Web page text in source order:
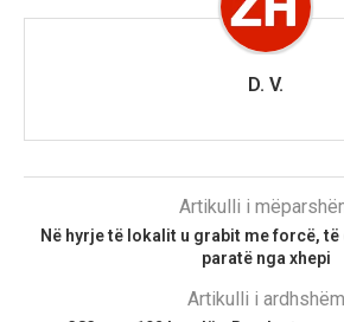
D. V.
Artikulli i
Në hyrje të lokalit u grabit me forcë,
paratë nga xhepi
Artikulli i ardhshëm